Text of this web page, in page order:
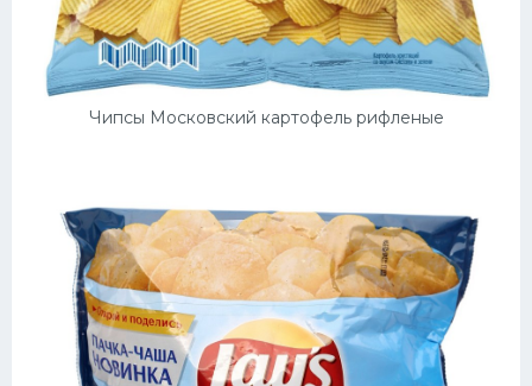
Чипсы Московский картофель рифленые